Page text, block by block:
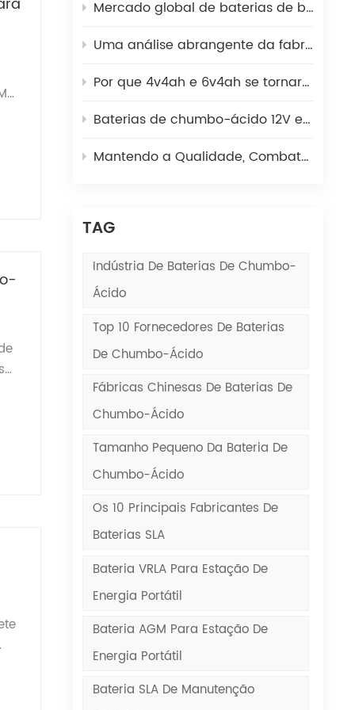
Mercado global de baterias de backup da UPS 2025: Como as baterias de chumbo e lítio coexistem
Uma análise abrangente da fabricação de placas de bateria de chumbo-ácido: de lingotes de chumbo a placas verdes
Por que 4v4ah e 6v4ah se tornaram a fonte de energia preferida para escalas eletrônicas?
Baterias de chumbo-ácido 12V em escadas rolantes | Poder Kaiying
Mantendo a Qualidade, Combatendo as Falsificações | Poder Kaiying
TAG
Indústria De Baterias De Chumbo-
Ácido
Top 10 Fornecedores De Baterias
De Chumbo-Ácido
Fábricas Chinesas De Baterias De
Chumbo-Ácido
Tamanho Pequeno Da Bateria De
Chumbo-Ácido
Os 10 Principais Fabricantes De
Baterias SLA
Bateria VRLA Para Estação De
Energia Portátil
Bateria AGM Para Estação De
Energia Portátil
Bateria SLA De Manutenção